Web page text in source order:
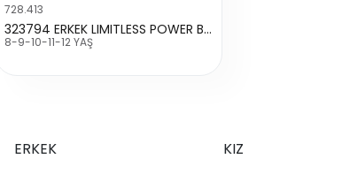
728.413
323794 ERKEK LIMITLESS POWER BASKILI TİŞÖRT
8-9-10-11-12 YAŞ
ERKEK KIZ